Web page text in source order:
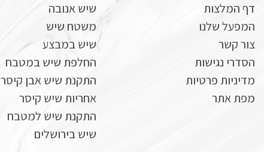
דף המלצות
המפעל שלנו
צור קשר
הסדרי נגישות
מדיניות פרטיות
מפת אתר
שיש אנובה
משטח שיש
שיש במבצע
החלפת שיש במטבח
התקנת שיש אבן קיסר
אחריות שיש קיסר
התקנת שיש למטבח
שיש בירושלים